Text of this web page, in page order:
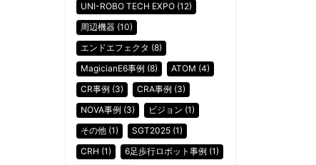
UNI-ROBO TECH EXPO (12)
周辺機器 (10)
エンドエフェクタ (8)
MagicianE6事例 (8)
ATOM (4)
CR事例 (3)
CRA事例 (3)
NOVA事例 (3)
ビジョン (1)
その他 (1)
SGT2025 (1)
CRH (1)
6足歩行ロボット事例 (1)